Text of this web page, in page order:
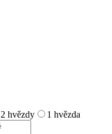
2 hvězdy 1 hvězda